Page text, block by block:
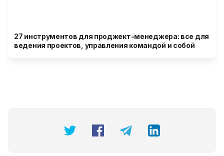
27 инструментов для проджект-менеджера: все для
ведения проектов, управления командой и собой